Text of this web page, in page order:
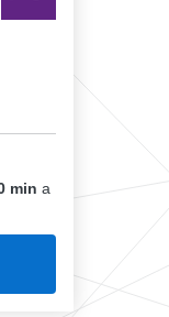
min a